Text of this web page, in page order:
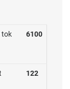
tok
6100
122